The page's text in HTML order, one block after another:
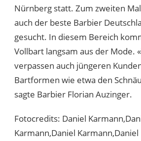
Nürnberg statt. Zum zweiten
auch der beste Barbier
gesucht. In diesem Bereich
Vollbart langsam aus der Mode.
verpassen auch jüngeren
Bartformen wie etwa den
sagte Barbier Florian Auzinger.
Fotocredits: Daniel
Karmann,Daniel Karmann,Daniel